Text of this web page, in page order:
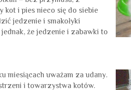
kot i pies nieco się do siebie
jedzenie i smakołyki
że jedzenie i zabawki to
miesiącach uważam za udany.
i towarzystwa kotów.